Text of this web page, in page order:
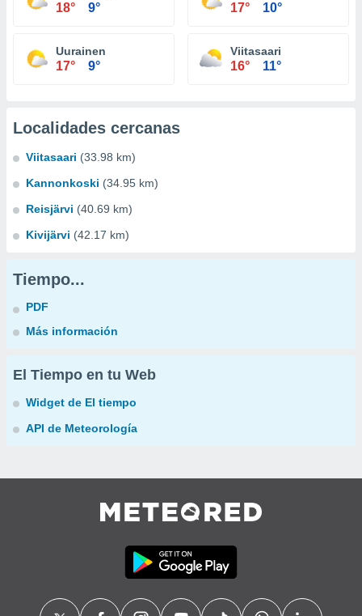
18° 9° 17° 10°
Uurainen
17° 9°
Viitasaari
16° 11°
Localidades cercanas
Viitasaari (33.98 km)
Kannonkoski (34.95 km)
Reisjärvi (40.69 km)
Kivijärvi (42.17 km)
Tiempo...
PDF
Más información
El Tiempo en tu Web
Widget de El tiempo
API de Meteorología